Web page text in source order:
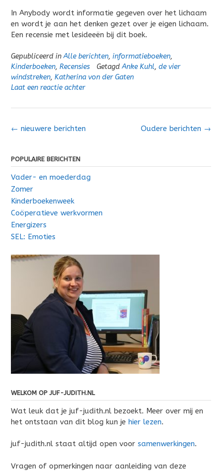
In Anybody wordt informatie gegeven over het lichaam
en wordt je aan het denken gezet over je eigen lichaam.
Een recensie met lesideeën bij dit boek.
Gepubliceerd inAlle berichten, informatieboeken,
Kinderboeken, Recensies GetagdAnke Kuhl, de vier
windstreken, Katherina von der Gaten
Laat een reactie achter
Berichten
Oudere berichten →
← nieuwere berichten
POPULAIRE BERICHTEN
Vader- en moederdag
Zomer
Kinderboekenweek
Coöperatieve werkvormen
Energizers
SEL: Emoties
WELKOM OP JUF-JUDITH.NL
Wat leuk dat je juf-judith.nl bezoekt. Meer over mij en
het ontstaan van dit blog kun je hier lezen.
juf-judith.nl staat altijd open voor samenwerkingen.
Vragen of opmerkingen naar aanleiding van deze